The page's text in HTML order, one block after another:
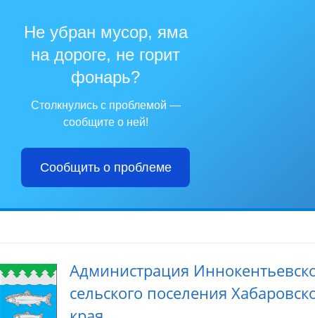
Не убран мусор, яма
на дороге, не горит
фонарь?
Столкнулись с проблемой —
сообщите о ней!
Сообщить о проблеме
Администрация
сельского поселения